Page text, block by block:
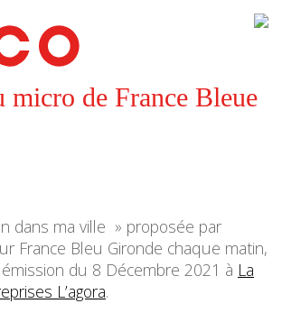
micro de France Bleue
dans ma ville » proposée par
France Bleu Gironde chaque matin,
du 8 Décembre 2021 à La
L’agora.